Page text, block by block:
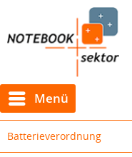
Menü
Batterieverordnung